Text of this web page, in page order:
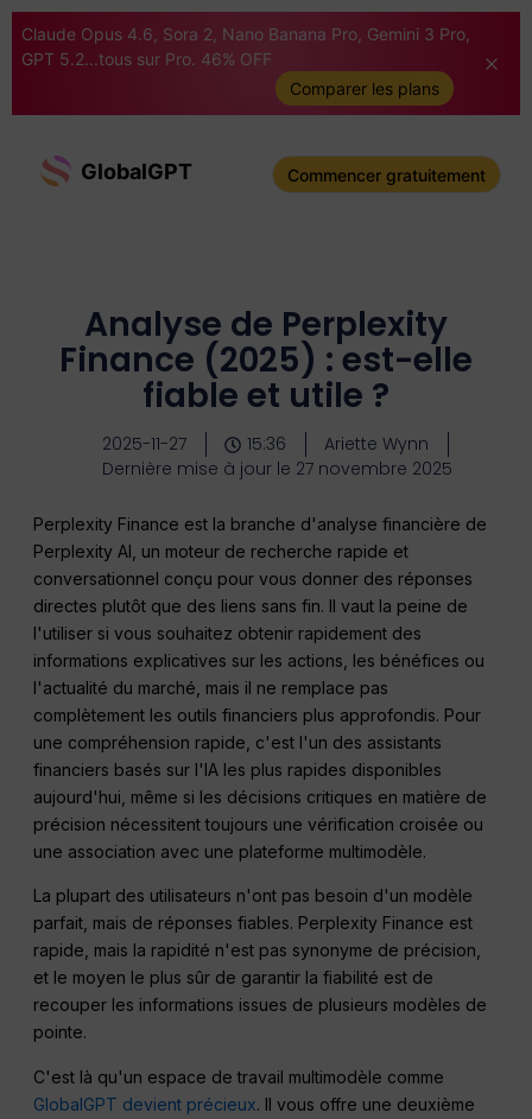
Claude Opus 4.6, Sora 2, Nano Banana Pro, Gemini 3 Pro,
GPT 5.2...tous sur Pro. 46% OFF
Comparer les plans
GlobalGPT Commencer gratuitement
Analyse de Perplexity
Finance (2025) : est-elle
fiable et utile ?
2025-11-27 15:36
Ariette Wynn
Dernière mise à jour le 27 novembre 2025
Perplexity Finance est la branche d'analyse financière de
Perplexity AI, un moteur de recherche rapide et
conversationnel conçu pour vous donner des réponses
directes plutôt que des liens sans fin. Il vaut la peine de
l'utiliser si vous souhaitez obtenir rapidement des
informations explicatives sur les actions, les bénéfices ou
l'actualité du marché, mais il ne remplace pas
complètement les outils financiers plus approfondis. Pour
une compréhension rapide, c'est l'un des assistants
financiers basés sur l'IA les plus rapides disponibles
aujourd'hui, même si les décisions critiques en matière de
précision nécessitent toujours une vérification croisée ou
une association avec une plateforme multimodèle.
La plupart des utilisateurs n'ont pas besoin d'un modèle
parfait, mais de réponses fiables. Perplexity Finance est
rapide, mais la rapidité n'est pas synonyme de précision,
et le moyen le plus sûr de garantir la fiabilité est de
recouper les informations issues de plusieurs modèles de
pointe.
C'est là qu'un espace de travail multimodèle comme
GlobalGPT devient précieux. Il vous offre une deuxième